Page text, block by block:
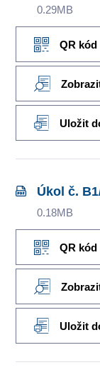
0.29MB
QR kód
Uložit
Úkol č.
0.18MB
QR kód
Uložit